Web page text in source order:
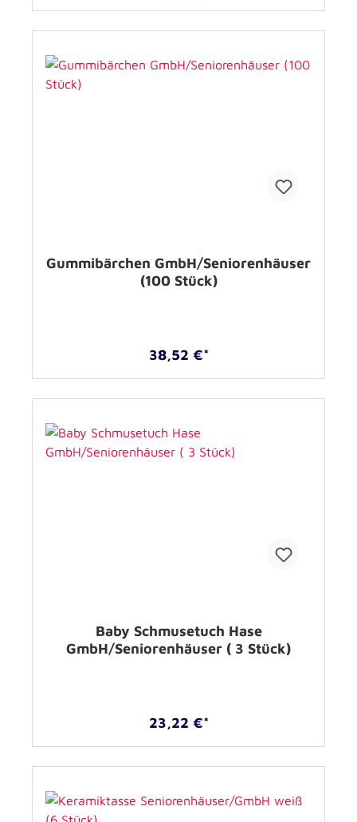
Gummibärchen GmbH/Seniorenhäuser
(100 Stück)
38,52 €*
Baby Schmusetuch Hase
GmbH/Seniorenhäuser ( 3 Stück)
23,22 €*